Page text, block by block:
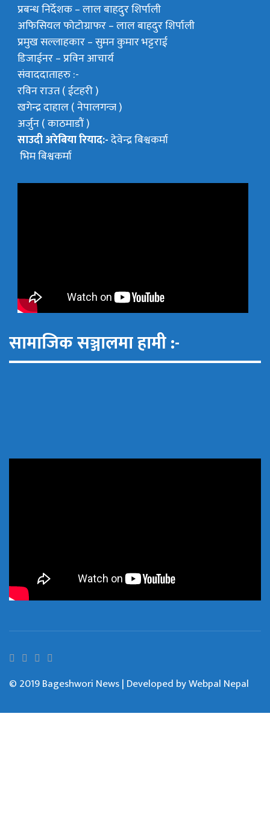
प्रबन्ध निर्देशक –लाल बाहदुर शिर्पाली
अफिसियल फोटोग्राफर –लाल बाहदुर शिर्पाली
प्रमुख सल्लाहकार –सुमन कुमार भट्टराई
डिजाईनर – प्रविन आचार्य
संवाददाताहरु :-
रविन राउत ( ईटहरी )
खगेन्द्र दाहाल ( नेपालगन्ज )
अर्जुन ( काठमाडौं )
साउदी अरेबिया रियाद:-देवेन्द्र बिश्वकर्मा
भिम बिश्वकर्मा
सामाजिक सञ्जालमा हामी :-
© 2019 Bageshwori News | Developed byWebpal Nepal